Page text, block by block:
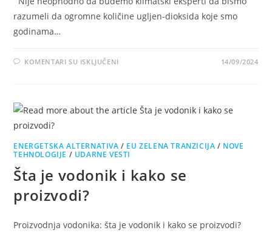
razumeli da ogromne količine ugljen-dioksida koje smo
godinama…
KOMENTARI SU ISKLJUČENINA 14/09/2024
ENERGETSKA ALTERNATIVA / EU ZELENA TRANZICIJA / NOVE
TEHNOLOGIJE / UDARNE VESTI
Šta je vodonik i kako se
proizvodi?
Proizvodnja vodonika: šta je vodonik i kako se proizvodi?